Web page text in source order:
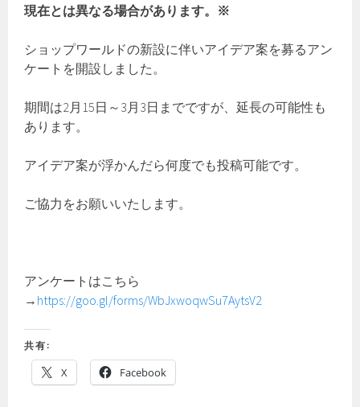
現在とは異なる場合があります。※
ショップワールドの新設に伴いアイデア案を募るアン
ケートを開設しました。
期間は2月15日～3月3日までですが、延長の可能性も
あります。
アイデア案が浮かんだら何度でも投稿可能です。
ご協力をお願いいたします。
アンケートはこちら
→ https://goo.gl/forms/WbJxwoqwSu7AytsV2
共有:
X Facebook